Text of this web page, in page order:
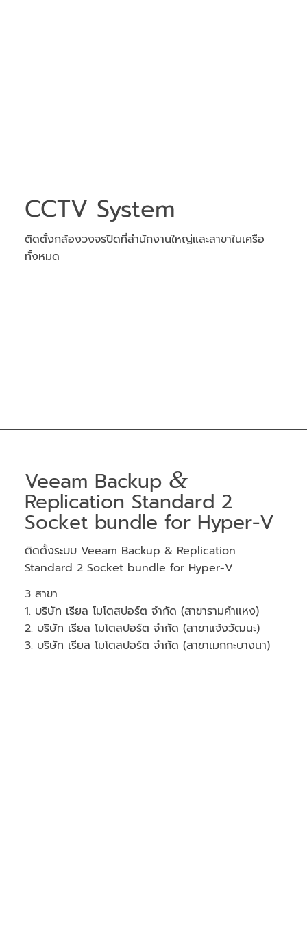
CCTV System
ติดตั้งกล้องวงจรปิดที่สำนักงานใหญ่และสาขาในเครือ
ทั้งหมด
Veeam Backup &
Replication Standard 2
Socket bundle for Hyper-V
ติดตั้งระบบ Veeam Backup & Replication
Standard 2 Socket bundle for Hyper-V
3 สาขา
1. บริษัท เรียล โมโตสปอร์ต จำกัด (สาขารามคำแหง)
2. บริษัท เรียล โมโตสปอร์ต จำกัด (สาขาแจ้งวัฒนะ)
3. บริษัท เรียล โมโตสปอร์ต จำกัด (สาขาเมกกะบางนา)